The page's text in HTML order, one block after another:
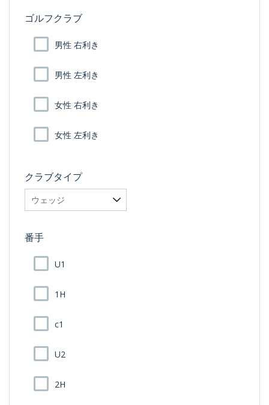
ゴルフクラブ
男性 右利き
男性 左利き
女性 右利き
女性 左利き
クラブタイプ
番手
U1
1H
c1
U2
2H